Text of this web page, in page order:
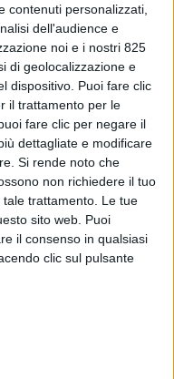
contenuti personalizzati,
dell'audience e
noi e i nostri 825
di geolocalizzazione e
dispositivo. Puoi fare clic
il trattamento per le
fare clic per negare il
dettagliate e modificare
Si rende noto che
non richiedere il tuo
trattamento. Le tue
sito web. Puoi
il consenso in qualsiasi
clic sul pulsante
Maersk
supply
17 DICEMBRE 2021